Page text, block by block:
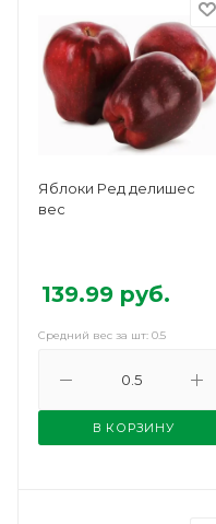
Яблоки Ред делишес
вес
139.99 руб.
Средний вес за шт: 0.5
В КОРЗИНУ